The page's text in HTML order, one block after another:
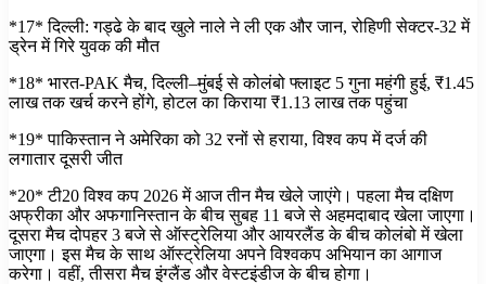
*17* दिल्ली: गड्ढे के बाद खुले नाले ने ली एक और जान, रोहिणी सेक्टर-32 में
ड्रेन में गिरे युवक की मौत
*18* भारत-PAK मैच, दिल्ली–मुंबई से कोलंबो फ्लाइट 5 गुना महंगी हुई, ₹1.45
लाख तक खर्च करने होंगे, होटल का किराया ₹1.13 लाख तक पहुंचा
*19* पाकिस्तान ने अमेरिका को 32 रनों से हराया, विश्व कप में दर्ज की
लगातार दूसरी जीत
*20* टी20 विश्व कप 2026 में आज तीन मैच खेले जाएंगे। पहला मैच दक्षिण
अफ्रीका और अफगानिस्तान के बीच सुबह 11 बजे से अहमदाबाद खेला जाएगा।
दूसरा मैच दोपहर 3 बजे से ऑस्ट्रेलिया और आयरलैंड के बीच कोलंबो में खेला
जाएगा। इस मैच के साथ ऑस्ट्रेलिया अपने विश्वकप अभियान का आगाज
करेगा। वहीं, तीसरा मैच इंग्लैंड और वेस्टइंडीज के बीच होगा।